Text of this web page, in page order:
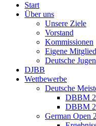
Start
Über uns
Unsere Ziele
Vorstand
Kommissionen
Eigene
Deutsche
DJBB
Wettbewerbe
Deutsche
DBBM
DBBM
German Open